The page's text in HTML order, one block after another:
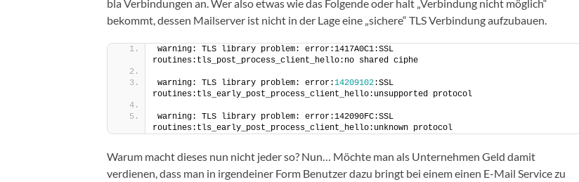
bla Verbindungen an. Wer also etwas wie das Folgende oder halt „Verbindung nicht möglich“
bekommt, dessen Mailserver ist nicht in der Lage eine „sichere“ TLS Verbindung aufzubauen.
warning: TLS library problem: error:1417A0C1:SSL
routines:tls_post_process_client_hello:no shared ciphe
warning: TLS library problem: error:14209102:SSL
routines:tls_early_post_process_client_hello:unsupported protocol
warning: TLS library problem: error:142090FC:SSL
routines:tls_early_post_process_client_hello:unknown protocol
Warum macht dieses nun nicht jeder so? Nun… Möchte man als Unternehmen Geld damit
verdienen, dass man in irgendeiner Form Benutzer dazu bringt bei einem einen E-Mail Service zu